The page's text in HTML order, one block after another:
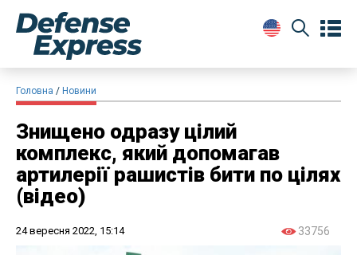
Головна Новини
Знищено одразу цілий
комплекс, який допомагав
артилерії рашистів бити по цілях
(відео)
24 вересня 2022, 15:14 33756